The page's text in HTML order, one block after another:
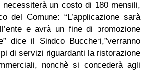
necessiterà un costo di 180 mensili,
del Comune: “L’applicazione sarà
e avrà un fine di promozione
dice il Sindco Buccheri,”verranno
di servizi riguardanti la ristorazione
nonchè si concederà agli